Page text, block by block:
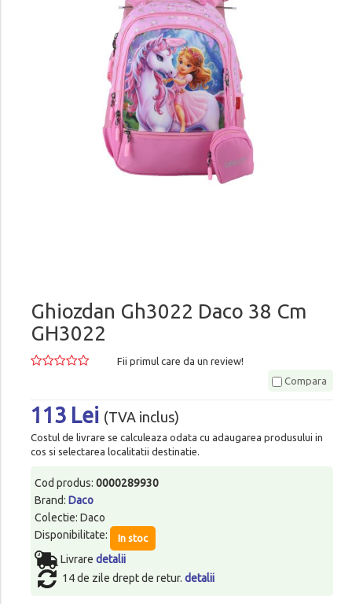
Ghiozdan Gh3022 Daco 38 Cm
GH3022
Fii primul care da un review!
Compara
113 Lei (TVA inclus)
Costul de livrare se calculeaza odata cu adaugarea produsului in
cos si selectarea localitatii destinatie.
Cod produs: 0000289930
Brand: Daco
Colectie: Daco
Disponibilitate:
In stoc
Livrare detalii
14 de zile drept de retur. detalii